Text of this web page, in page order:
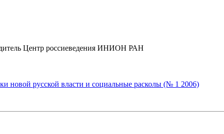
Центр россиеведения ИНИОН РАН
новой русской власти и социальные расколы (№ 1 2006)